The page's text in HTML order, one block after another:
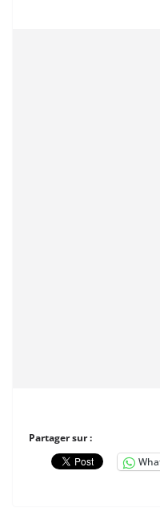
Partager sur :